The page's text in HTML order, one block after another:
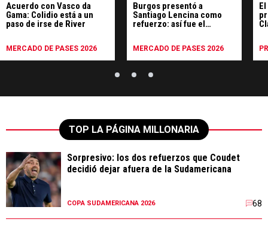
Acuerdo con Vasco da
Gama: Colidio está a un
paso de irse de River
MERCADO DE PASES 2026
Burgos presentó a
Santiago Lencina como
refuerzo: así fue el
MERCADO DE PASES 2026
TOP LA PÁGINA MILLONARIA
Sorpresivo: los dos refuerzos que Coudet
decidió dejar afuera de la Sudamericana
COPA SUDAMERICANA 2026 68